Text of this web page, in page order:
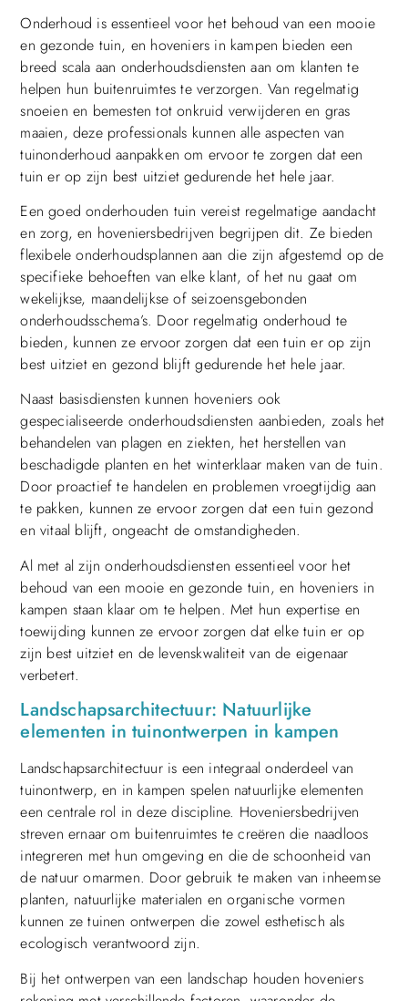
Onderhoud is essentieel voor het behoud van een mooie
en gezonde tuin, en hoveniers in kampen bieden een
breed scala aan onderhoudsdiensten aan om klanten te
helpen hun buitenruimtes te verzorgen. Van regelmatig
snoeien en bemesten tot onkruid verwijderen en gras
maaien, deze professionals kunnen alle aspecten van
tuinonderhoud aanpakken om ervoor te zorgen dat een
tuin er op zijn best uitziet gedurende het hele jaar.
Een goed onderhouden tuin vereist regelmatige aandacht
en zorg, en hoveniersbedrijven begrijpen dit. Ze bieden
flexibele onderhoudsplannen aan die zijn afgestemd op de
specifieke behoeften van elke klant, of het nu gaat om
wekelijkse, maandelijkse of seizoensgebonden
onderhoudsschema’s. Door regelmatig onderhoud te
bieden, kunnen ze ervoor zorgen dat een tuin er op zijn
best uitziet en gezond blijft gedurende het hele jaar.
Naast basisdiensten kunnen hoveniers ook
gespecialiseerde onderhoudsdiensten aanbieden, zoals het
behandelen van plagen en ziekten, het herstellen van
beschadigde planten en het winterklaar maken van de tuin.
Door proactief te handelen en problemen vroegtijdig aan
te pakken, kunnen ze ervoor zorgen dat een tuin gezond
en vitaal blijft, ongeacht de omstandigheden.
Al met al zijn onderhoudsdiensten essentieel voor het
behoud van een mooie en gezonde tuin, en hoveniers in
kampen staan klaar om te helpen. Met hun expertise en
toewijding kunnen ze ervoor zorgen dat elke tuin er op
zijn best uitziet en de levenskwaliteit van de eigenaar
verbetert.
Landschapsarchitectuur: Natuurlijke
elementen in tuinontwerpen in kampen
Landschapsarchitectuur is een integraal onderdeel van
tuinontwerp, en in kampen spelen natuurlijke elementen
een centrale rol in deze discipline. Hoveniersbedrijven
streven ernaar om buitenruimtes te creëren die naadloos
integreren met hun omgeving en die de schoonheid van
de natuur omarmen. Door gebruik te maken van inheemse
planten, natuurlijke materialen en organische vormen
kunnen ze tuinen ontwerpen die zowel esthetisch als
ecologisch verantwoord zijn.
Bij het ontwerpen van een landschap houden hoveniers